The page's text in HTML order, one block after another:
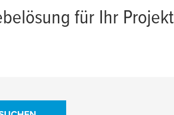
für Ihr Projekt